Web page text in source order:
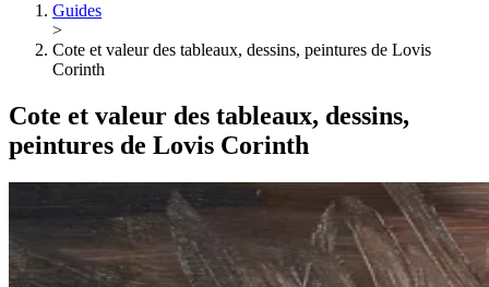
Guides
>
Cote et valeur des tableaux, dessins, peintures de Lovis
Corinth
Cote et valeur des tableaux, dessins,
peintures de Lovis Corinth